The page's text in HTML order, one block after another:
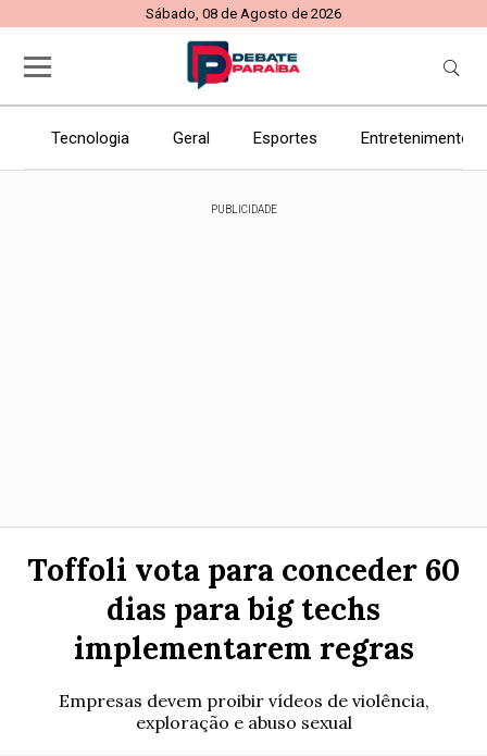
Sábado, 08 de Agosto de 2026
Tecnologia Geral Esportes Entretenimento
PUBLICIDADE
Toffoli vota para conceder 60
dias para big techs
implementarem regras
Empresas devem proibir vídeos de violência,
exploração e abuso sexual